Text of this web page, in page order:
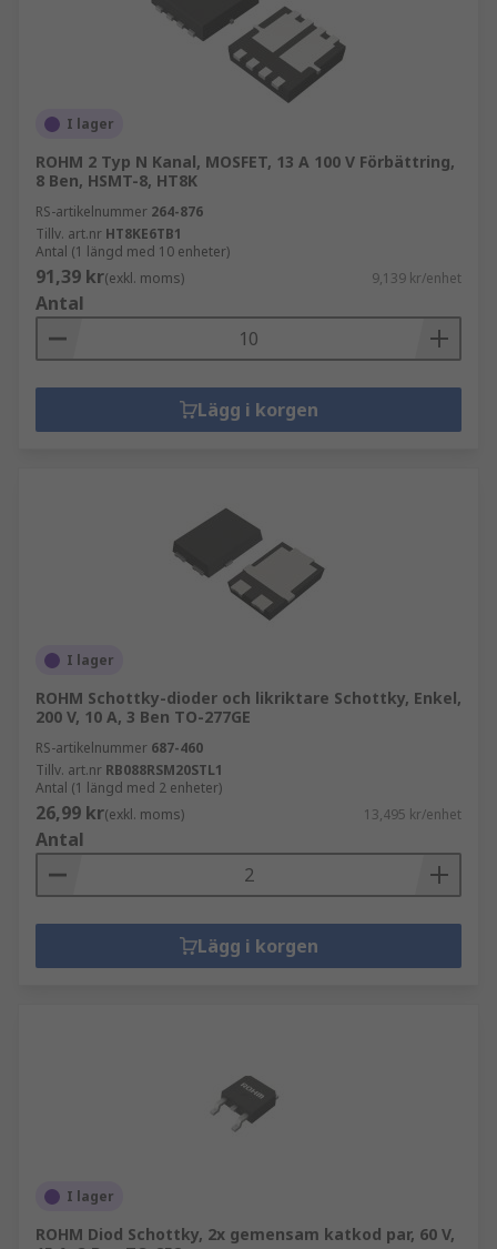
I lager
ROHM 2 Typ N Kanal, MOSFET, 13 A 100 V Förbättring,
8 Ben, HSMT-8, HT8K
RS-artikelnummer 264-876
Tillv. art.nr HT8KE6TB1
Antal (1 längd med 10 enheter)
91,39 kr(exkl. moms) 9,139 kr/enhet
Antal
Lägg i korgen
I lager
ROHM Schottky-dioder och likriktare Schottky, Enkel,
200 V, 10 A, 3 Ben TO-277GE
RS-artikelnummer 687-460
Tillv. art.nr RB088RSM20STL1
Antal (1 längd med 2 enheter)
26,99 kr(exkl. moms) 13,495 kr/enhet
Antal
Lägg i korgen
I lager
ROHM Diod Schottky, 2x gemensam katkod par, 60 V,